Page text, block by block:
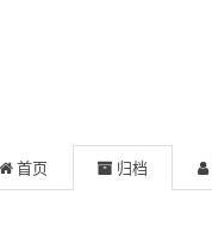
首页 归档